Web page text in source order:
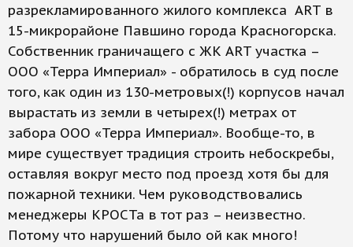
разрекламированного жилого комплекса ART в
15-микрорайоне Павшино города Красногорска.
Собственник граничащего с ЖК ART участка –
ООО «Терра Империал» - обратилось в суд после
того, как один из 130-метровых(!) корпусов начал
вырастать из земли в четырех(!) метрах от
забора ООО «Терра Империал». Вообще-то, в
мире существует традиция строить небоскребы,
оставляя вокруг место под проезд хотя бы для
пожарной техники. Чем руководствовались
менеджеры КРОСТа в тот раз – неизвестно.
Потому что нарушений было ой как много!